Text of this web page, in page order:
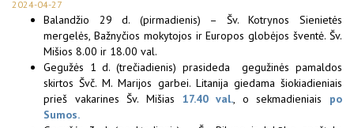
2024-04-27
Balandžio 29 d. (pirmadienis) – Šv. Kotrynos Sienietės
mergelės, Bažnyčios mokytojos ir Europos globėjos šventė. Šv.
Mišios 8.00 ir 18.00 val.
Gegužės 1 d. (trečiadienis) prasideda gegužinės pamaldos
skirtos Švč. M. Marijos garbei. Litanija giedama šiokiadieniais
prieš vakarines Šv. Mišias 17.40 val., o sekmadieniais po
Sumos.